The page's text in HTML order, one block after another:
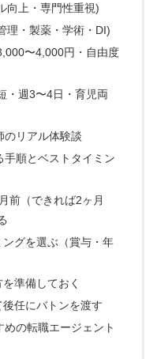
向上・専門性重視)
理・製薬・学術・DI)
〜4,000円・自由度
・週3〜4日・育児両
のリアル体験談
手順とベストタイミン
前（できれば2ヶ月
グを選ぶ（賞与・年
準備しておく
任にバトンを渡す
めの転職エージェント